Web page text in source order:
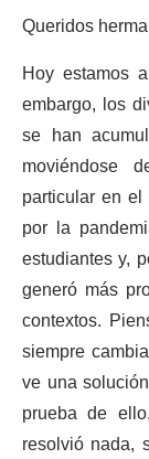
Queridos
Hoy estamos
embargo, los
se han
moviéndose
particular en
por la
estudiantes y,
generó más
contextos.
siempre
ve una
prueba de
resolvió nada,